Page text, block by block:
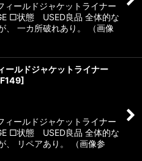
ールドジャケットライナー
□状態 USED良品 全体的な
、 一カ所破れあり。 （画像
ールドジャケットライナー
]
ールドジャケットライナー
□状態 USED良品 全体的な
、 リペアあり。 （画像参